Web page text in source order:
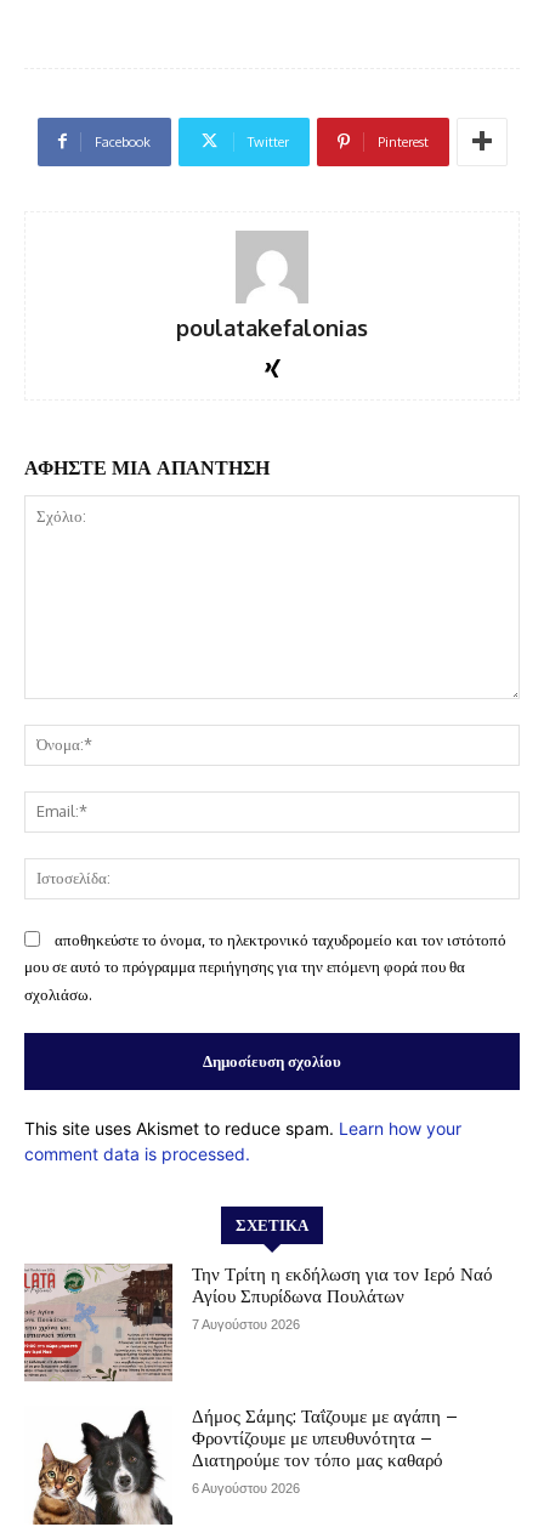
Facebook Twitter Pinterest
poulatakefalonias
ΑΦΗΣΤΕ ΜΙΑ ΑΠΑΝΤΗΣΗ
αποθηκεύστε το όνομα, το ηλεκτρονικό ταχυδρομείο και τον ιστότοπό
μου σε αυτό το πρόγραμμα περιήγησης για την επόμενη φορά που θα
σχολιάσω.
This site uses Akismet to reduce spam. Learn how your
comment data is processed.
ΣΧΕΤΙΚΆ
Την Τρίτη η εκδήλωση για τον Ιερό Ναό
Αγίου Σπυρίδωνα Πουλάτων
7 Αυγούστου 2026
Δήμος Σάμης: Ταΐζουμε με αγάπη –
Φροντίζουμε με υπευθυνότητα –
Διατηρούμε τον τόπο μας καθαρό
6 Αυγούστου 2026